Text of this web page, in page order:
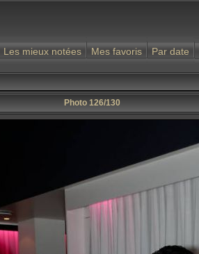
Les mieux notées Mes favoris Par date
Photo 126/130